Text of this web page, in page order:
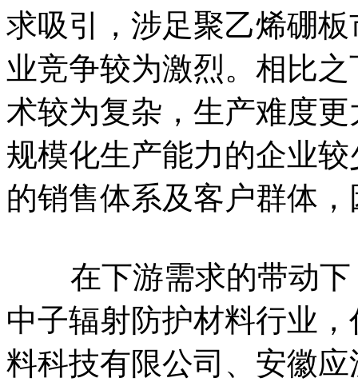
求吸引，涉足聚乙烯硼
业竞争较为激烈。相比
术较为复杂，生产难度
规模化生产能力的企业
的销售体系及客户群体
在下游需求的带动下
中子辐射防护材料行业
料科技有限公司、安徽